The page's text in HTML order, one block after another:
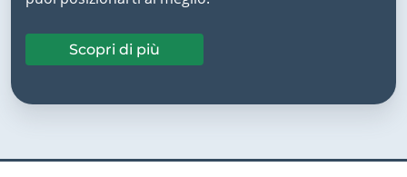
Scopri di più